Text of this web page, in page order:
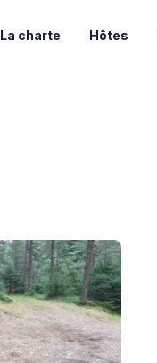
La charte Hôtes